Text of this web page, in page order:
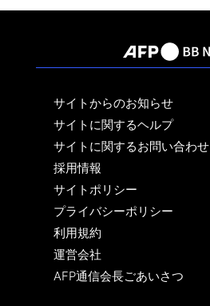
サイトからのお知らせ
サイトに関するヘルプ
サイトに関するお問い合わせ
採用情報
サイトポリシー
プライバシーポリシー
利用規約
運営会社
AFP通信会長ごあいさつ